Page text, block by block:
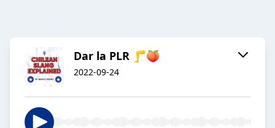
Dar la PLR 🦵🍑
2022-09-24